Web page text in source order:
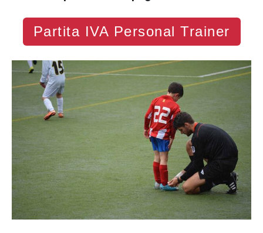
Partita IVA Personal Trainer